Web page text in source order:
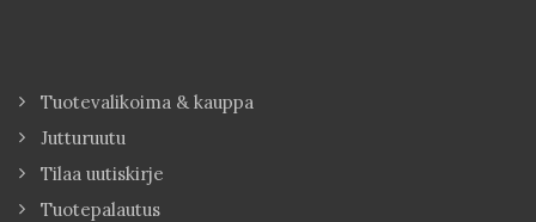
Tuotevalikoima & kauppa
Jutturuutu
Tilaa uutiskirje
Tuotepalautus